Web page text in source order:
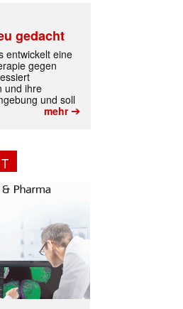
gedacht
entwickelt eine
gegen
und ihre
und soll
mehr➔